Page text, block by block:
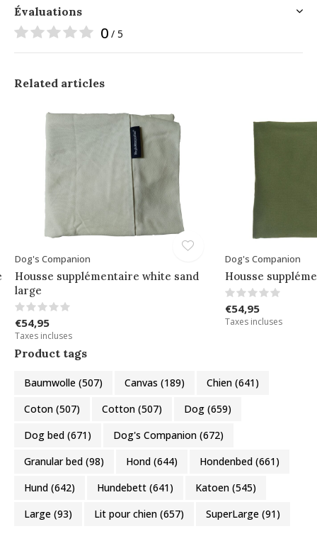
Évaluations
0 / 5
Related articles
Dog's Companion
Housse supplémentaire white sand
large
€54,95
Taxes incluses
Dog's Companion
Housse
€54,95
Taxes incluses
Product tags
Baumwolle (507) Canvas (189) Chien (641)
Coton (507) Cotton (507) Dog (659)
Dog bed (671) Dog's Companion (672)
Granular bed (98) Hond (644) Hondenbed (661)
Hund (642) Hundebett (641) Katoen (545)
Large (93) Lit pour chien (657) SuperLarge (91)